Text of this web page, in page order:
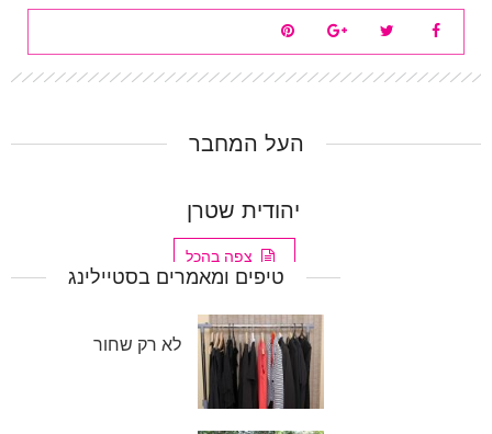
העל המחבר
יהודית שטרן
צפה בהכל
טיפים ומאמרים בסטיילינג
לא רק שחור